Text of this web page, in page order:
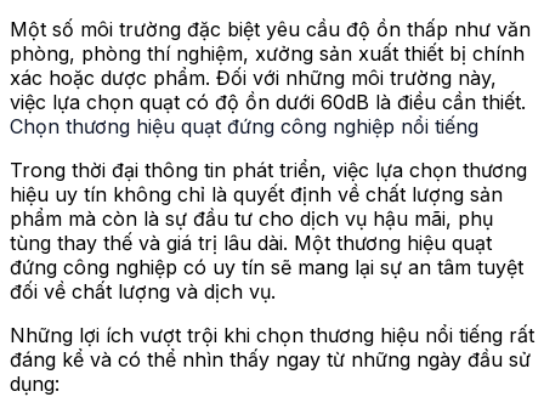
Một số môi trường đặc biệt yêu cầu độ ồn thấp như văn
phòng, phòng thí nghiệm, xưởng sản xuất thiết bị chính
xác hoặc dược phẩm. Đối với những môi trường này,
việc lựa chọn quạt có độ ồn dưới 60dB là điều cần thiết.
Chọn thương hiệu quạt đứng công nghiệp nổi tiếng
Trong thời đại thông tin phát triển, việc lựa chọn thương
hiệu uy tín không chỉ là quyết định về chất lượng sản
phẩm mà còn là sự đầu tư cho dịch vụ hậu mãi, phụ
tùng thay thế và giá trị lâu dài. Một thương hiệu quạt
đứng công nghiệp có uy tín sẽ mang lại sự an tâm tuyệt
đối về chất lượng và dịch vụ.
Những lợi ích vượt trội khi chọn thương hiệu nổi tiếng rất
đáng kể và có thể nhìn thấy ngay từ những ngày đầu sử
dụng: